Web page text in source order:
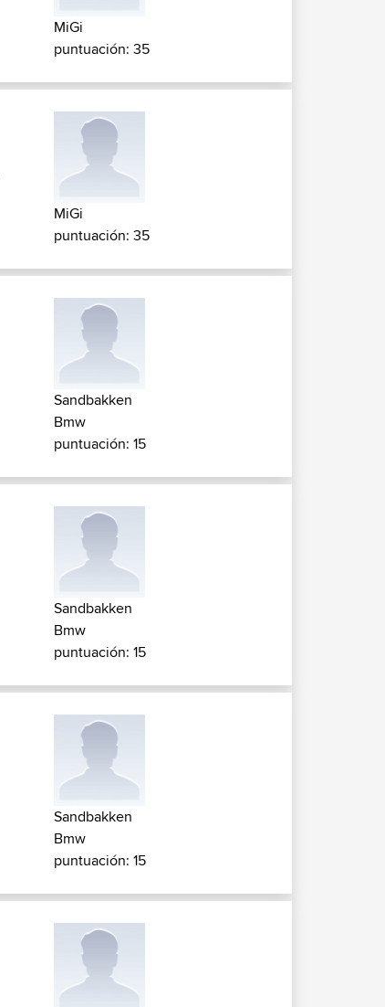
MiGi
puntuación: 35
MiGi
puntuación: 35
Sandbakken
Bmw
puntuación: 15
Sandbakken
Bmw
puntuación: 15
Sandbakken
Bmw
puntuación: 15